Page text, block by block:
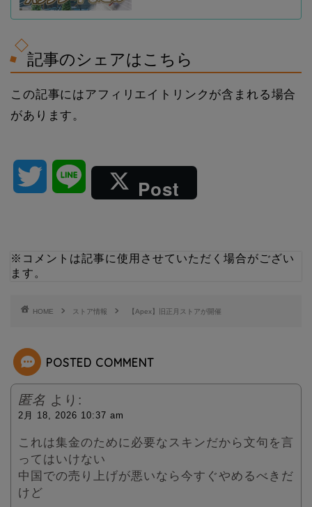
記事のシェアはこちら
この記事にはアフィリエイトリンクが含まれる場合
があります。
t
Post
※コメントは記事に使用させていただく場合がござい
ます。
HOME ストア情報 【Apex】旧正月ストアが開催
POSTED COMMENT
匿名 より:
2月 18, 2026 10:37 am
これは集金のために必要なスキンだから文句を言
ってはいけない
中国での売り上げが悪いなら今すぐやめるべきだ
けど